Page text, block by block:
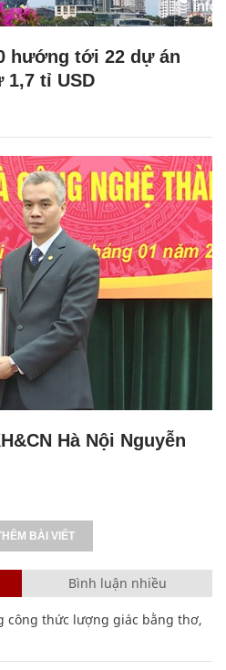
hướng tới 22 dự án
tỉ USD
Hà Nội Nguyễn
BÀI VIẾT
Bình luận nhiều
công thức lượng giác bằng thơ,